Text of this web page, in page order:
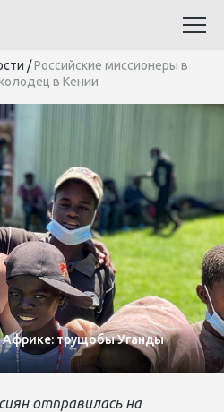
/Российские миссионеры в
в Кении
Африке: трущобы Уганды
отправилась на